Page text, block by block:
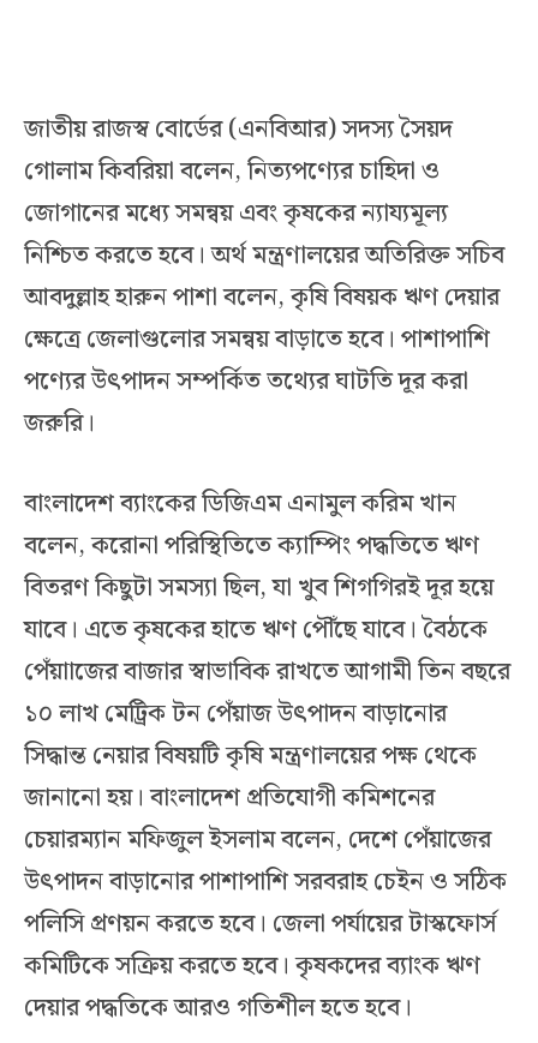
জাতীয় রাজস্ব বোর্ডের (এনবিআর) সদস্য সৈয়দ
গোলাম কিবরিয়া বলেন, নিত্যপণ্যের চাহিদা ও
জোগানের মধ্যে সমন্বয় এবং কৃষকের ন্যায্যমূল্য
নিশ্চিত করতে হবে। অর্থ মন্ত্রণালয়ের অতিরিক্ত সচিব
আবদুল্লাহ হারুন পাশা বলেন, কৃষি বিষয়ক ঋণ দেয়ার
ক্ষেত্রে জেলাগুলোর সমন্বয় বাড়াতে হবে। পাশাপাশি
পণ্যের উৎপাদন সম্পর্কিত তথ্যের ঘাটতি দূর করা
জরুরি।
বাংলাদেশ ব্যাংকের ডিজিএম এনামুল করিম খান
বলেন, করোনা পরিস্থিতিতে ক্যাম্পিং পদ্ধতিতে ঋণ
বিতরণ কিছুটা সমস্যা ছিল, যা খুব শিগগিরই দূর হয়ে
যাবে। এতে কৃষকের হাতে ঋণ পৌঁছে যাবে। বৈঠকে
পেঁয়াাজের বাজার স্বাভাবিক রাখতে আগামী তিন বছরে
১০ লাখ মেট্রিক টন পেঁয়াজ উৎপাদন বাড়ানোর
সিদ্ধান্ত নেয়ার বিষয়টি কৃষি মন্ত্রণালয়ের পক্ষ থেকে
জানানো হয়। বাংলাদেশ প্রতিযোগী কমিশনের
চেয়ারম্যান মফিজুল ইসলাম বলেন, দেশে পেঁয়াজের
উৎপাদন বাড়ানোর পাশাপাশি সরবরাহ চেইন ও সঠিক
পলিসি প্রণয়ন করতে হবে। জেলা পর্যায়ের টাস্কফোর্স
কমিটিকে সক্রিয় করতে হবে। কৃষকদের ব্যাংক ঋণ
দেয়ার পদ্ধতিকে আরও গতিশীল হতে হবে।